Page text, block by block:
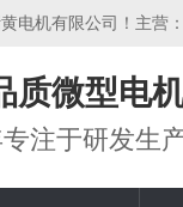
限公司！主营：微型
质微型电
专注于研发生